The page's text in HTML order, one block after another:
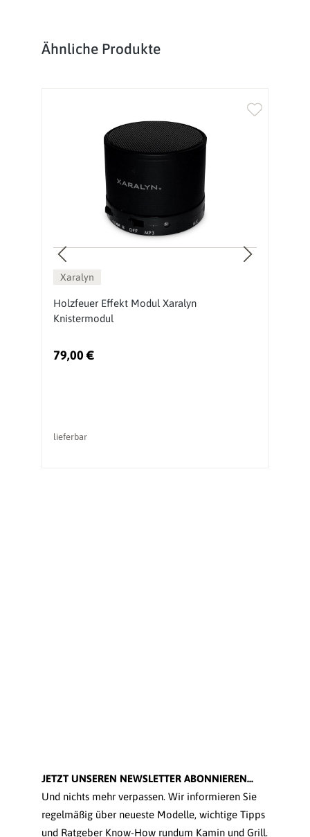
Produktgalerie überspringen
Ähnliche Produkte
Xaralyn
Holzfeuer Effekt Modul Xaralyn
Knistermodul
79,00 €
lieferbar
JETZT UNSEREN NEWSLETTER ABONNIEREN...
Und nichts mehr verpassen. Wir informieren Sie
regelmäßig über neueste Modelle, wichtige Tipps
und Ratgeber Know-How rundum Kamin und Grill.